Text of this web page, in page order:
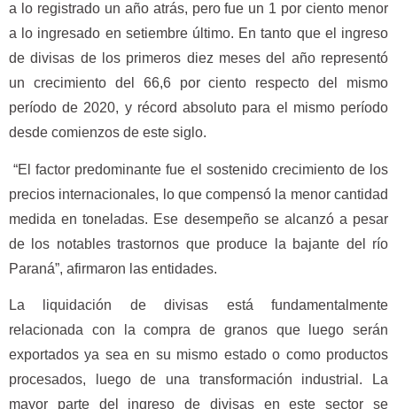
a lo registrado un año atrás, pero fue un 1 por ciento menor
a lo ingresado en setiembre último. En tanto que el ingreso
de divisas de los primeros diez meses del año representó
un crecimiento del 66,6 por ciento respecto del mismo
período de 2020, y récord absoluto para el mismo período
desde comienzos de este siglo.
“El factor predominante fue el sostenido crecimiento de los
precios internacionales, lo que compensó la menor cantidad
medida en toneladas. Ese desempeño se alcanzó a pesar
de los notables trastornos que produce la bajante del río
Paraná”, afirmaron las entidades.
La liquidación de divisas está fundamentalmente
relacionada con la compra de granos que luego serán
exportados ya sea en su mismo estado o como productos
procesados, luego de una transformación industrial. La
mayor parte del ingreso de divisas en este sector se